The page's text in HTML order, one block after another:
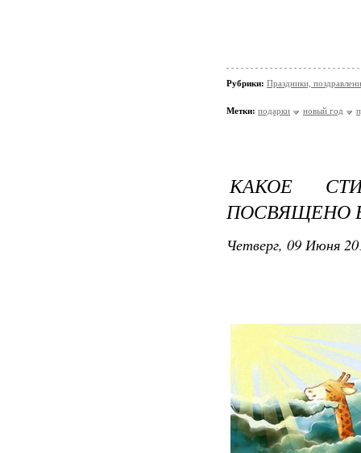
Рубрики: Праздники,
Метки: подарки новый год
КАКОЕ
ПОСВЯЩЕНО
Четверг, 09 Июня